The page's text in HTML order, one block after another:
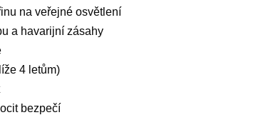
na veřejné osvětlení
a havarijní zásahy
4 letům)
bezpečí